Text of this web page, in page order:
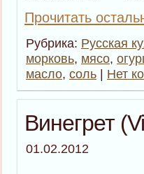
Прочитать
Рубрика: Русская
морковь, мясо,
масло, соль | Нет
Винегрет
01.02.2012